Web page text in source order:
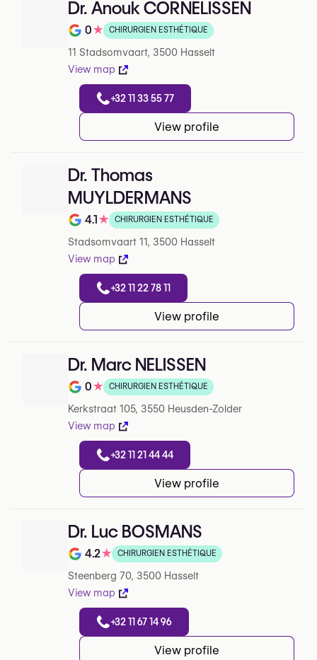
Dr. Anouk CORNELISSEN
Note de 0 sur 5 sur Google
0★ CHIRURGIEN ESTHÉTIQUE
11 Stadsomvaart, 3500 Hasselt
View map
+32 11 33 55 77
View profile
Dr. Thomas
MUYLDERMANS
Note de 4.1 sur 5 sur Google
4.1★ CHIRURGIEN ESTHÉTIQUE
Stadsomvaart 11, 3500 Hasselt
View map
+32 11 22 78 11
View profile
Dr. Marc NELISSEN
Note de 0 sur 5 sur Google
0★ CHIRURGIEN ESTHÉTIQUE
Kerkstraat 105, 3550 Heusden-Zolder
View map
+32 11 21 44 44
View profile
Dr. Luc BOSMANS
Note de 4.2 sur 5 sur Google
4.2★ CHIRURGIEN ESTHÉTIQUE
Steenberg 70, 3500 Hasselt
View map
+32 11 67 14 96
View profile